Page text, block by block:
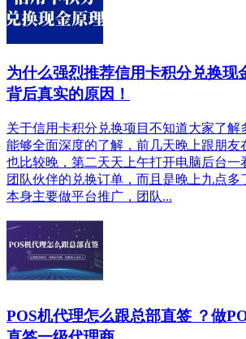
为什么强烈推荐信用卡积分兑换现
背后真实的原因！
关于信用卡积分兑换项目不知道大家了解
能够全面深度的了解，前几天晚上跟朋友
也比较晚，第二天天上午打开电脑后台一
团队伙伴的兑换订单，而且是晚上九点多
本身主要做平台推广，团队...
POS机代理怎么跟总部直签 ？做